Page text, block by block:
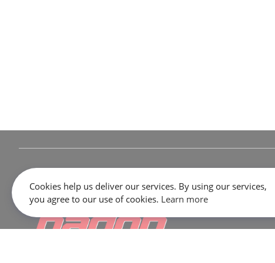
Cookies help us deliver our services. By using our services,
you agree to our use of cookies. Learn more